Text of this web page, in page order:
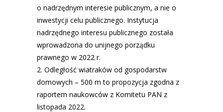
o nadrzędnym interesie publicznym, a nie o
inwestycji celu publicznego. Instytucja
nadrzędnego interesu publicznego została
wprowadzona do unijnego porządku
prawnego w 2022 r.
Odległość wiatraków od gospodarstw
domowych – 500 m to propozycja zgodna z
raportem naukowców z Komitetu PAN z
listopada 2022.